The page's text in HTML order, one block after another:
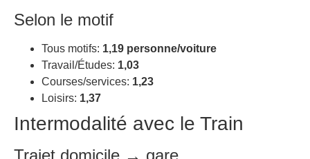
Selon le motif
Tous motifs: 1,19 personne/voiture
Travail/Études: 1,03
Courses/services: 1,23
Loisirs: 1,37
Intermodalité avec le Train